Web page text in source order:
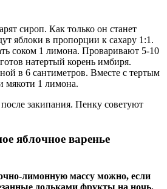
сироп. Как только он станет
яблоки в пропорции к сахару 1:1.
соком 1 лимона. Проваривают 5-10
натертый корень имбиря.
в 6 сантиметров. Вместе с тертым
мякоти 1 лимона.
закипания. Пенку советуют
яблочное варенье
лимонную массу можно, если
дольками фрукты на ночь.